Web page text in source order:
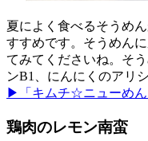
夏によく食べるそうめ
すすめです。そうめん
てみてくださいね。そ
ンB1、にんにくのアリ
▶「キムチ☆ニューめん
鶏肉のレモン南蛮